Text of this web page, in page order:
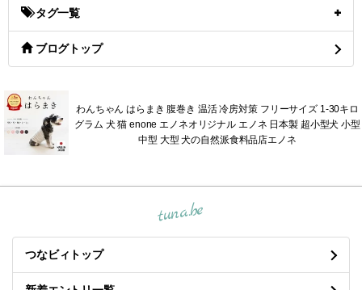
タグ一覧
ブログトップ
わんちゃん はらまき 腹巻き 温活 冷房対策 フリーサイズ 1-30キロ
グラム 犬 猫 enone エノネオリジナル エノネ 日本製 超小型犬 小型
中型 大型 犬の自然派食料品店エノネ
tuna.be
つなビィトップ